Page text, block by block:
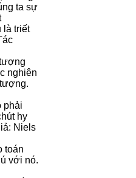
ta sự
là triết
nghiên
phải
hy
Niels
toán
với nó.